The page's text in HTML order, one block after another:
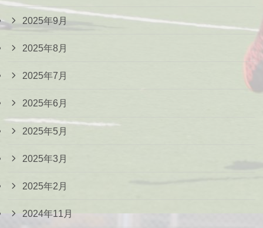
2025年9月
2025年8月
2025年7月
2025年6月
2025年5月
2025年3月
2025年2月
2024年11月